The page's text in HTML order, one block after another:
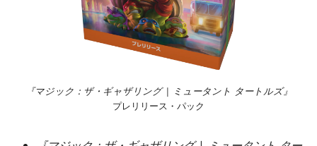
『マジック：ザ・ギャザリング | ミュータント タートルズ』
プレリリース・パック